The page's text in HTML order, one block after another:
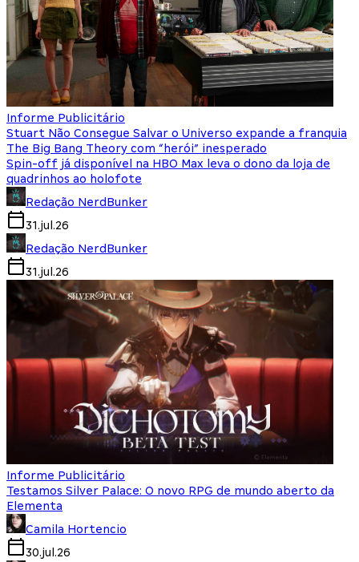
Informe Publicitário
Stuart Não Consegue Salvar o Universo expande a franquia
The Big Bang Theory com “herói” inesperado
Spin-off já disponível na HBO Max leva o dono da loja de
quadrinhos ao holofote
Redação NerdBunker
31.jul.26
Redação NerdBunker
31.jul.26
Informe Publicitário
Testamos Silver Palace: O novo RPG de mundo aberto da
Elementa
Camila Hortencio
30.jul.26